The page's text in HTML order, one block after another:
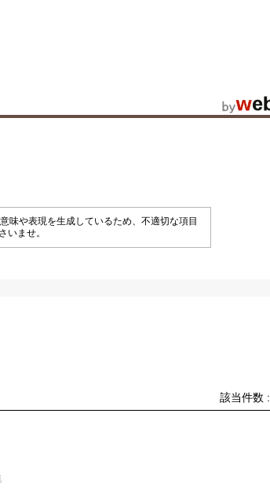
味や表現を生成しているため、不適切な項目
いませ。
該当件数 :